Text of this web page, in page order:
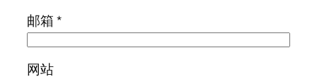
邮箱*
网站